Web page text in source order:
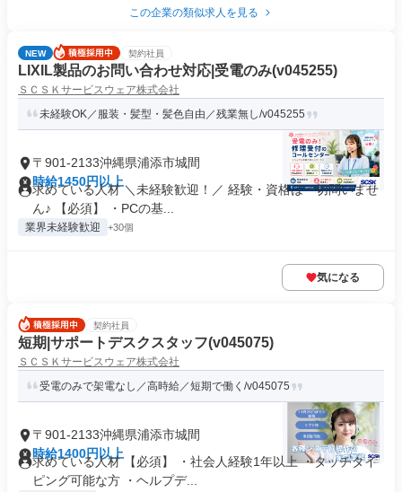
この企業の類似求人を見る
NEW 契約社員
LIXIL製品のお問い合わせ対応|受電のみ(v045255)
ＳＣＳＫサービスウェア株式会社
未経験OK／服装・髪型・髪色自由／残業無し/v045255
〒901-2133沖縄県浦添市城間
時給1450円以上
求めている人材 ＼未経験歓迎！／ 経験・資格は一切問いませ
ん♪ 【必須】 ・PCの基...
業界未経験歓迎 +30個
気になる
契約社員
短期|サポートデスクスタッフ(v045075)
ＳＣＳＫサービスウェア株式会社
受電のみで架電なし／高時給／短期で働く/v045075
〒901-2133沖縄県浦添市城間
時給1400円以上
求めている人材 【必須】 ・社会人経験1年以上 ・タッチタイ
ピング可能な方 ・ヘルプデ...